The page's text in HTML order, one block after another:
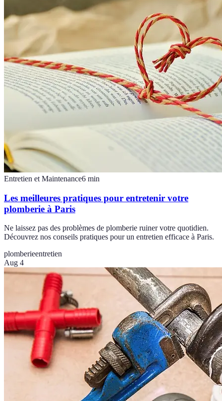
Entretien et Maintenance6 min
Les meilleures pratiques pour entretenir votre
plomberie à Paris
Ne laissez pas des problèmes de plomberie ruiner votre quotidien.
Découvrez nos conseils pratiques pour un entretien efficace à Paris.
plomberieentretien
Aug 4